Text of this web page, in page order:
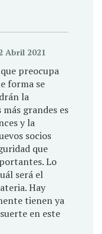
Abril 2021
preocupa
forma se
la
grandes es
y la
socios
que
Lo
será el
Hay
tienen ya
en este